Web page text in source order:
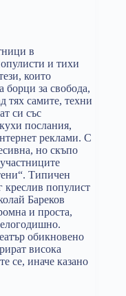
в
и тихи
които
борци за свобода,
тях самите, техни
си със
послания,
реклами. С
но скъпо
Типичен
креслив популист
Бареков
и проста,
обикновено
висока
се, иначе казано